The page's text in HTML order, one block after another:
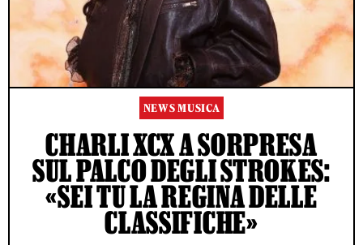
NEWS MUSICA
CHARLI XCX A SORPRESA
SUL PALCO DEGLI STROKES:
«SEI TU LA REGINA DELLE
CLASSIFICHE»